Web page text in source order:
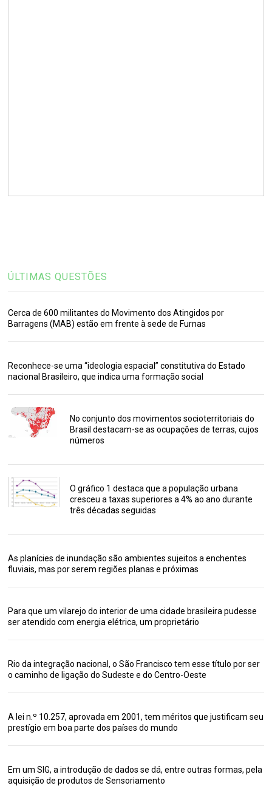
ÚLTIMAS QUESTÕES
Cerca de 600 militantes do Movimento dos Atingidos por
Barragens (MAB) estão em frente à sede de Furnas
Reconhece-se uma “ideologia espacial” constitutiva do Estado
nacional Brasileiro, que indica uma formação social
No conjunto dos movimentos socioterritoriais do
Brasil destacam-se as ocupações de terras, cujos
números
O gráfico 1 destaca que a população urbana
cresceu a taxas superiores a 4% ao ano durante
três décadas seguidas
As planícies de inundação são ambientes sujeitos a enchentes
fluviais, mas por serem regiões planas e próximas
Para que um vilarejo do interior de uma cidade brasileira pudesse
ser atendido com energia elétrica, um proprietário
Rio da integração nacional, o São Francisco tem esse título por ser
o caminho de ligação do Sudeste e do Centro-Oeste
A lei n.º 10.257, aprovada em 2001, tem méritos que justificam seu
prestígio em boa parte dos países do mundo
Em um SIG, a introdução de dados se dá, entre outras formas, pela
aquisição de produtos de Sensoriamento